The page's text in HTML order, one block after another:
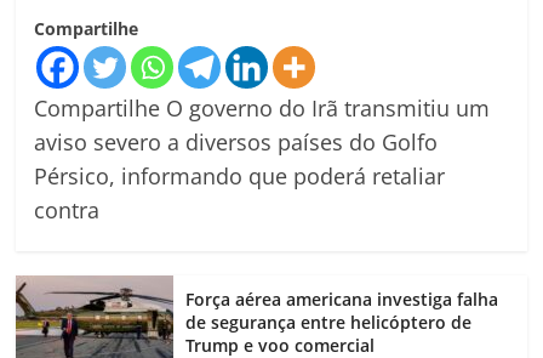
Compartilhe
Compartilhe O governo do Irã transmitiu um
aviso severo a diversos países do Golfo
Pérsico, informando que poderá retaliar
contra
Força aérea americana investiga falha
de segurança entre helicóptero de
Trump e voo comercial